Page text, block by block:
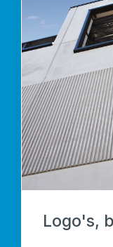
Logo's,